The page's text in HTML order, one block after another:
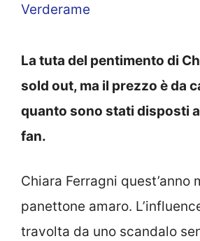
Verderame
La tuta del pentimento di
sold out, ma il prezzo è da
quanto sono stati disposti
fan.
Chiara Ferragni quest’anno
panettone amaro.
travolta da uno scandalo